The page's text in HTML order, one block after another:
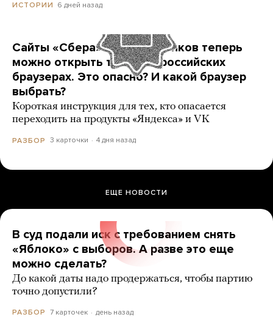
ИСТОРИИ 6 дней назад
Сайты «Сбера» и других банков теперь
можно открыть только в российских
браузерах. Это опасно? И какой браузер
выбрать?
Короткая инструкция для тех, кто опасается
переходить на продукты «Яндекса» и VK
РАЗБОР 3 карточки 4 дня назад
ЕЩЕ НОВОСТИ
В суд подали иск с требованием снять
«Яблоко» с выборов. А разве это еще
можно сделать?
До какой даты надо продержаться, чтобы партию
точно допустили?
РАЗБОР 7 карточек день назад